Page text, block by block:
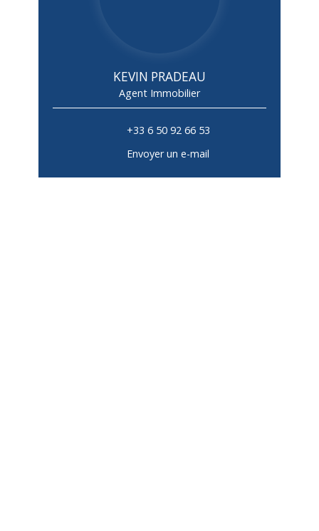
KEVIN PRADEAU
Agent Immobilier
+33 6 50 92 66 53
Envoyer un e-mail